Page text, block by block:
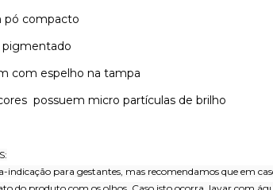
pó compacto
com espelho na tampa
possuem micro partículas de brilho
indicação para gestantes, mas recomendamos que em